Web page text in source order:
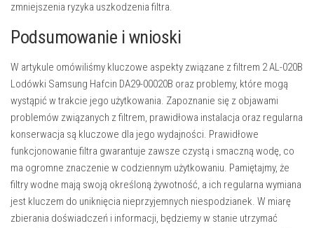
zmniejszenia ryzyka uszkodzenia filtra.
Podsumowanie i wnioski
W artykule omówiliśmy kluczowe aspekty związane z filtrem 2 AL-020B
Lodówki Samsung Hafcin DA29-00020B oraz problemy, które mogą
wystąpić w trakcie jego użytkowania. Zapoznanie się z objawami
problemów związanych z filtrem, prawidłowa instalacja oraz regularna
konserwacja są kluczowe dla jego wydajności. Prawidłowe
funkcjonowanie filtra gwarantuje zawsze czystą i smaczną wodę, co
ma ogromne znaczenie w codziennym użytkowaniu. Pamiętajmy, że
filtry wodne mają swoją określoną żywotność, a ich regularna wymiana
jest kluczem do uniknięcia nieprzyjemnych niespodzianek. W miarę
zbierania doświadczeń i informacji, będziemy w stanie utrzymać